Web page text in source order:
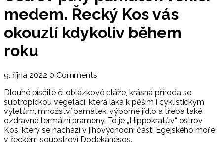
medem. Řecký Kos vás
okouzlí kdykoliv během
roku
9. října 2022 0 Comments
Dlouhé písčité či oblázkové pláže, krásná příroda se
subtropickou vegetací, která láká k pěším i cyklistickým
výletům, množství památek, výborné jídlo a třeba také
ozdravné termální prameny. To je „Hippokratův“ ostrov
Kos, který se nachází v jihovýchodní části Egejského moře,
v řeckém souostroví Dodekanésos.